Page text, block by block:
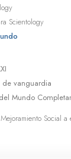
Scientology
de vanguardia
Mundo
Social a